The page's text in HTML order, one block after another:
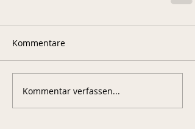
Kommentare
Kommentar verfassen...